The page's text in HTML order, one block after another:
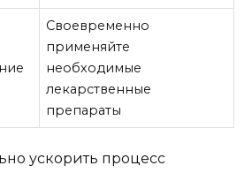
Своевременно
применяйте
необходимые
лекарственные
препараты
ускорить процесс